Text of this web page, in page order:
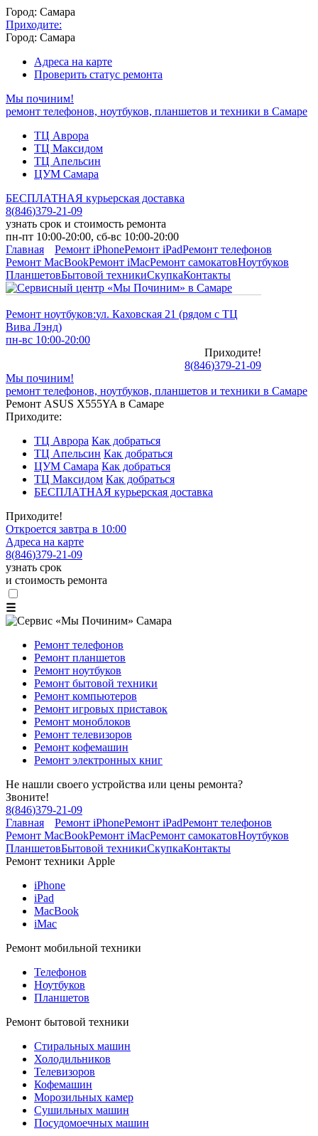
Город: Самара
Приходите:
Город: Самара
Адреса на карте
Проверить статус ремонта
Мы починим!
ремонт телефонов, ноутбуков, планшетов и техники в Самаре
ТЦ Аврора
ТЦ Максидом
ТЦ Апельсин
ЦУМ Самара
БЕСПЛАТНАЯ курьерская доставка
8(846)379-21-09
узнать срок и стоимость ремонта
пн-пт 10:00-20:00, сб-вс 10:00-20:00
Главная
Ремонт iPhoneРемонт iPadРемонт телефонов
Ремонт MacBookРемонт iMacРемонт самокатовНоутбуков
ПланшетовБытовой техникиСкупкаКонтакты
Ремонт ноутбуков:ул. Каховская 21 (рядом с ТЦ
Вива Лэнд)
пн-вс 10:00-20:00
Приходите!
8(846)379-21-09
Мы починим!
ремонт телефонов, ноутбуков, планшетов и техники в Самаре
Ремонт ASUS X555YA в Самаре
Приходите:
ТЦ Аврора Как добраться
ТЦ Апельсин Как добраться
ЦУМ Самара Как добраться
ТЦ Максидом Как добраться
БЕСПЛАТНАЯ курьерская доставка
Приходите!
Откроется завтра в 10:00
Адреса на карте
8(846)379-21-09
узнать срок
и стоимость ремонта
☰
Ремонт телефонов
Ремонт планшетов
Ремонт ноутбуков
Ремонт бытовой техники
Ремонт компьютеров
Ремонт игровых приставок
Ремонт моноблоков
Ремонт телевизоров
Ремонт кофемашин
Ремонт электронных книг
Не нашли своего устройства или цены ремонта?
Звоните!
8(846)379-21-09
Главная
Ремонт iPhoneРемонт iPadРемонт телефонов
Ремонт MacBookРемонт iMacРемонт самокатовНоутбуков
ПланшетовБытовой техникиСкупкаКонтакты
Ремонт техники Apple
iPhone
iPad
MacBook
iMac
Ремонт мобильной техники
Телефонов
Ноутбуков
Планшетов
Ремонт бытовой техники
Стиральных машин
Холодильников
Телевизоров
Кофемашин
Морозильных камер
Сушильных машин
Посудомоечных машин